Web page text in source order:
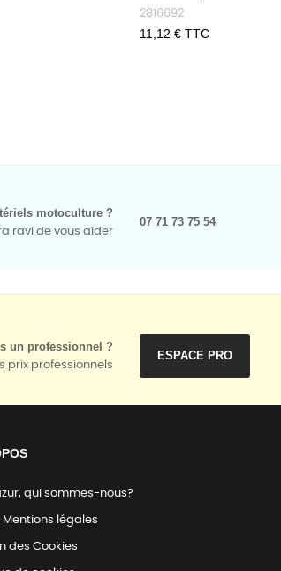
2816692
Prix
11,12 € TTC
motoculture ?
ravi de vous aider
07 71 73 75 54
un professionnel ?
prix professionnels
ESPACE PRO
qui sommes-nous?
Mentions légales
des Cookies